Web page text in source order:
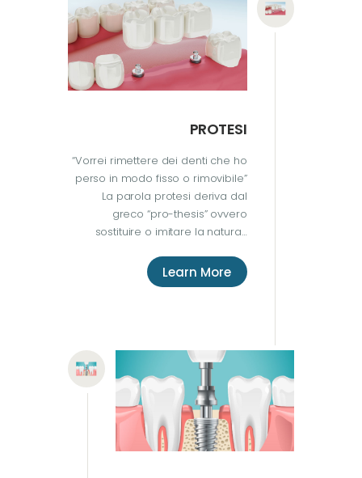
PROTESI
“Vorrei rimettere dei denti che ho
perso in modo fisso o rimovibile”
La parola protesi deriva dal
greco “pro-thesis” ovvero
sostituire o imitare la natura…
Learn More